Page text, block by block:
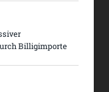
Billigimporte